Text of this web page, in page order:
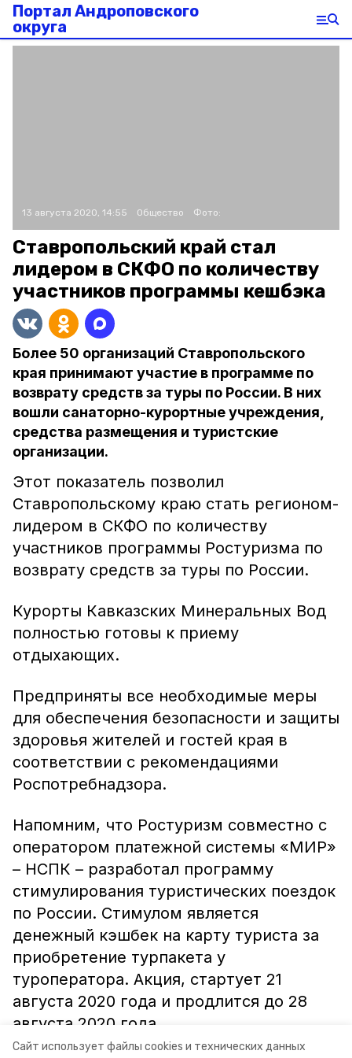
Сайт использует файлы cookies и технических данных
Портал Андроповского
округа
13 августа 2020, 14:55 Общество Фото:
Ставропольский край стал
лидером в СКФО по количеству
участников программы кешбэка
Более 50 организаций Ставропольского
края принимают участие в программе по
возврату средств за туры по России. В них
вошли санаторно-курортные учреждения,
средства размещения и туристские
организации.
Этот показатель позволил
Ставропольскому краю стать регионом-
лидером в СКФО по количеству
участников программы Ростуризма по
возврату средств за туры по России.
Курорты Кавказских Минеральных Вод
полностью готовы к приему
отдыхающих.
Предприняты все необходимые меры
для обеспечения безопасности и защиты
здоровья жителей и гостей края в
соответствии с рекомендациями
Роспотребнадзора.
Напомним, что Ростуризм совместно с
оператором платежной системы «МИР»
– НСПК – разработал программу
стимулирования туристических поездок
по России. Стимулом является
денежный кэшбек на карту туриста за
приобретение турпакета у
туроператора. Акция, стартует 21
августа 2020 года и продлится до 28
августа 2020 года.